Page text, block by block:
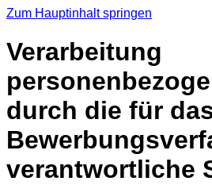
Zum Hauptinhalt springen
Verarbeitung
durch die für
verantwortliche